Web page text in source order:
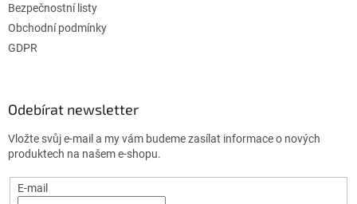
Bezpečnostní listy
Obchodní podmínky
GDPR
Odebírat newsletter
Vložte svůj e-mail a my vám budeme zasílat informace o nových
produktech na našem e-shopu.
E-mail